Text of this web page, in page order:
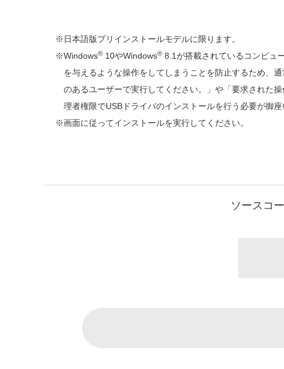
日本語版プリインストールモデルに限ります。
Windows® 10やWindows® 8.1が搭載されているコンピュ
を与えるような操作をしてしまうことを防止するため、
のあるユーザーで実行してください。」や「要求された
理者権限でUSBドライバのインストールを行う必要が御
画面に従ってインストールを実行してください。
ソースコ